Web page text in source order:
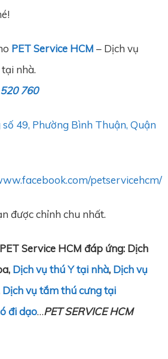
PET Service HCM – Dịch vụ
nhà.
760
49, Phường Bình Thuận, Quận
petservicehcm/
được chỉnh chu nhất.
Service HCM đáp ứng: Dịch
Dịch vụ thú Y tại nhà, Dịch vụ
Dịch vụ tắm thú cưng tại
đi dạo…PET SERVICE HCM